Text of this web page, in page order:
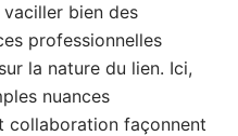
bien des
professionnelles
la nature du lien. Ici,
nuances
collaboration façonnent